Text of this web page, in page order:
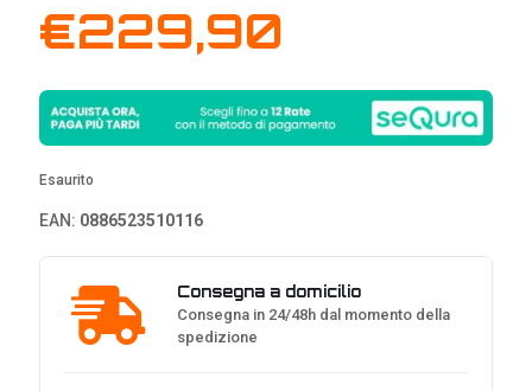
€229,90
Esaurito
EAN: 0886523510116
Consegna a domicilio
Consegna in 24/48h dal momento della
spedizione